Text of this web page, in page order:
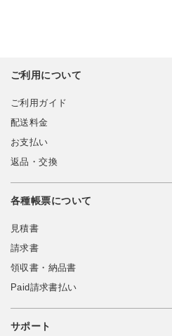
ご利用について
ご利用ガイド
配送料金
お支払い
返品・交換
各種帳票について
見積書
請求書
領収書・納品書
Paid請求書払い
サポート